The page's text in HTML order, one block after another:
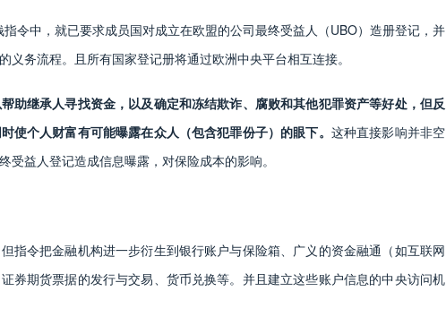
令中，就已要求成员国对成立在欧盟的公司最终受益人（UBO）造册登记，并
义务流程。且所有国家登记册将通过欧洲中央平台相互连接。
助继承人寻找资金，以及确定和冻结欺诈、腐败和其他犯罪资产等好处，但反
使个人财富有可能曝露在众人（包含犯罪份子）的眼下。 这种直接影响并非空
益人登记造成信息曝露，对保险成本的影响。
指令把金融机构进一步衍生到银行账户与保险箱、广义的资金融通（如互联网
券期货票据的发行与交易、货币兑换等。并且建立这些账户信息的中央访问机